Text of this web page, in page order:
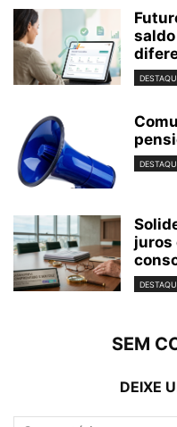
juros
SEM
DEIXE